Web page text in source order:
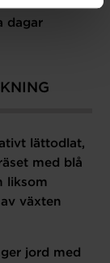
dagar
lättodlat,
med blå
liksom
växten
jord med